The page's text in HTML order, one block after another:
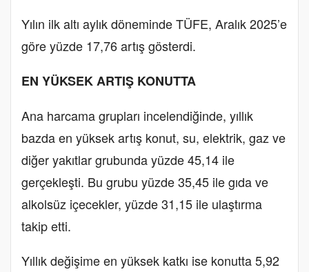
Yılın ilk altı aylık döneminde TÜFE, Aralık 2025’e
göre yüzde 17,76 artış gösterdi.
EN YÜKSEK ARTIŞ KONUTTA
Ana harcama grupları incelendiğinde, yıllık
bazda en yüksek artış konut, su, elektrik, gaz ve
diğer yakıtlar grubunda yüzde 45,14 ile
gerçekleşti. Bu grubu yüzde 35,45 ile gıda ve
alkolsüz içecekler, yüzde 31,15 ile ulaştırma
takip etti.
Yıllık değişime en yüksek katkı ise konutta 5,92